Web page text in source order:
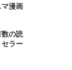
漫画
の読
ラー